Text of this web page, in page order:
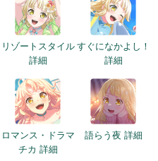
リゾートスタイル
詳細
すぐになかよし！
詳細
ロマンス・ドラマ
チカ 詳細
語らう夜 詳細